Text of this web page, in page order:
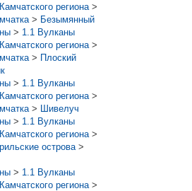
региона >
> Безымянный
> 1.1 Вулканы
региона >
> Плоский
> 1.1 Вулканы
региона >
> Шивелуч
> 1.1 Вулканы
региона >
острова >
> 1.1 Вулканы
региона >